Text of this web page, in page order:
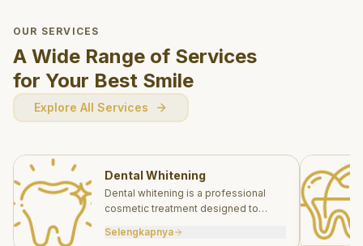
OUR SERVICES
A Wide Range of Services
for Your Best Smile
Explore All Services
Dental Whitening
Dental whitening is a professional
cosmetic treatment designed to
effectively.
Selengkapnya